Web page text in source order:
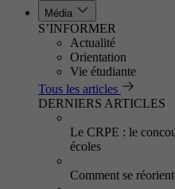
Média
S’INFORMER
Actualité
Orientation
Vie étudiante
Tous les articles
DERNIERS ARTICLES
Le CRPE : le
écoles
Comment se